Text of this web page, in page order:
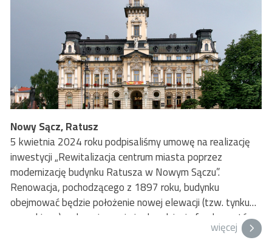
Nowy Sącz, Ratusz
5 kwietnia 2024 roku podpisaliśmy umowę na realizację
inwestycji „Rewitalizacja centrum miasta poprzez
modernizację budynku Ratusza w Nowym Sączu”.
Renowacja, pochodzącego z 1897 roku, budynku
obejmować będzie położenie nowej elewacji (tzw. tynku
rzymskiego), zabezpieczenie i odwodnienie fundamentów,
szereg prac w piwnicach, a także remont dachu.więcej